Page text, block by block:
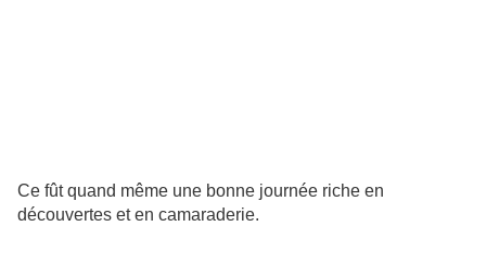
Ce fût quand même une bonne journée riche en
découvertes et en camaraderie.